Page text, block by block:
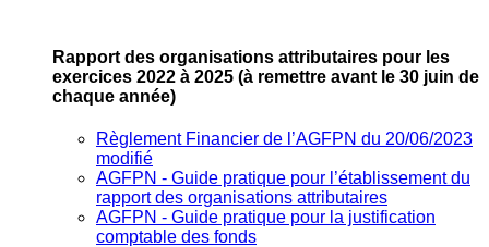
Rapport des organisations attributaires pour les
exercices 2022 à 2025 (à remettre avant le 30 juin de
chaque année)
Règlement Financier de l’AGFPN du 20/06/2023
modifié
AGFPN ‐ Guide pratique pour l’établissement du
rapport des organisations attributaires
AGFPN ‐ Guide pratique pour la justification
comptable des fonds